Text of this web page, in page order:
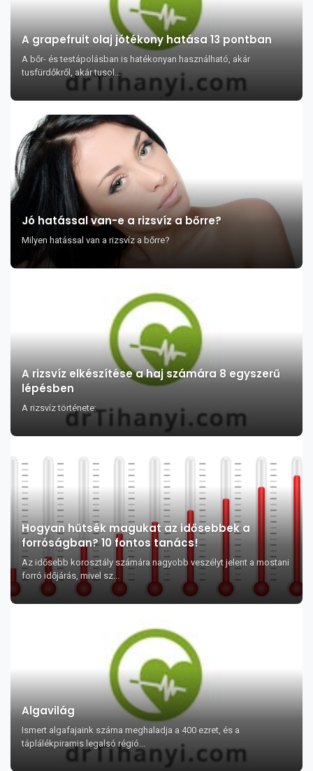
A grapefruit olaj jótékony hatása 13 pontban
A bőr- és testápolásban is hatékonyan használható, akár
tusfürdőkről, akár tusol...
Jó hatással van-e a rizsvíz a bőrre?
Milyen hatással van a rizsvíz a bőrre?
A rizsvíz elkészítése a haj számára 8 egyszerű
lépésben
A rizsvíz története:
Hogyan hűtsék magukat az idősebbek a
forróságban? 10 fontos tanács!
Az idősebb korosztály számára nagyobb veszélyt jelent a mostani
forró időjárás, mivel sz...
Algavilág
Ismert algafajaink száma meghaladja a 400 ezret, és a
táplálékpiramis legalsó régió...